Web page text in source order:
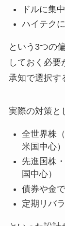
ドルに集中
ハイテク
という3つの
しておく必
承知で選択す
実際の対策と
全世界株
米国中心）
先進国株
国中心）
債券や金
定期リバ